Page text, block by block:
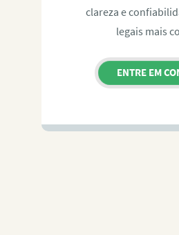
clareza e
legais mais
ENTRE EM